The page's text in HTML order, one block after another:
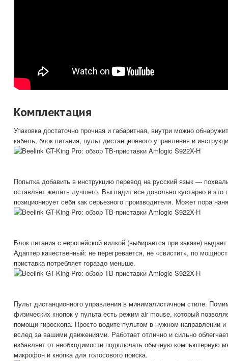
Комплектация
Упаковка достаточно прочная и габаритная, внутри можно
кабель, блок питания, пульт дистанционного управления и
Попытка добавить в инструкцию перевод на русский язык —
оставляет желать лучшего. Выглядит все довольно кустарно и это
позиционирует себя как серьезного производителя. Может пора
Блок питания с европейской вилкой (выбирается при заказе)
Адаптер качественный: не перегревается, не «свистит», по
приставка потребляет гораздо меньше.
Пульт дистанционного управления в минималистичном стиле.
физических кнопок у пульта есть режим air mouse, который
помощи гироскопа. Просто водите пультом в нужном направлении
вслед за вашими движениями. Работает отлично и сильно
избавляет от необходимости подключать обычную компьютерную
микрофон и кнопка для голосового поиска.